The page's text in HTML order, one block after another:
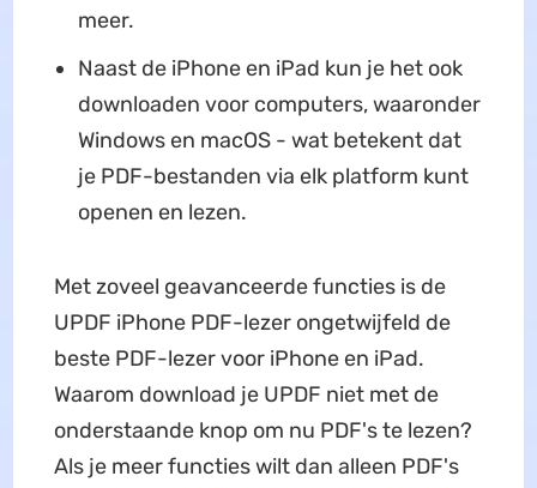
meer.
Naast de iPhone en iPad kun je het ook
downloaden voor computers, waaronder
Windows en macOS - wat betekent dat
je PDF-bestanden via elk platform kunt
openen en lezen.
Met zoveel geavanceerde functies is de
UPDF iPhone PDF-lezer ongetwijfeld de
beste PDF-lezer voor iPhone en iPad.
Waarom download je UPDF niet met de
onderstaande knop om nu PDF's te lezen?
Als je meer functies wilt dan alleen PDF's